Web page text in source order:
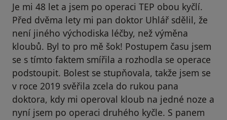
Je mi 48 let a jsem po operaci TEP obou kyčlí.
Před dvěma lety mi pan doktor Uhlář sdělil, že
není jiného východiska léčby, než výměna
kloubů. Byl to pro mě šok! Postupem času jsem
se s tímto faktem smířila a rozhodla se operace
podstoupit. Bolest se stupňovala, takže jsem se
v roce 2019 svěřila zcela do rukou pana
doktora, kdy mi operoval kloub na jedné noze a
nyní jsem po operaci druhého kyčle. S panem